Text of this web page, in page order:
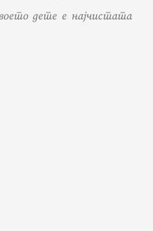
дете е најчистата